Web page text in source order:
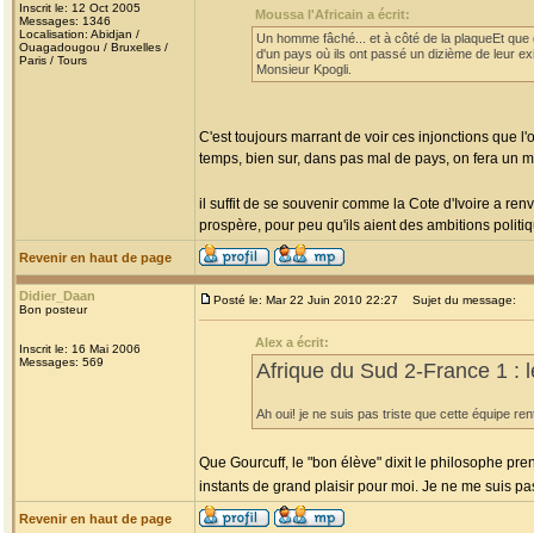
Inscrit le: 12 Oct 2005
Messages: 1346
Localisation: Abidjan /
Ouagadougou / Bruxelles /
Paris / Tours
Moussa l'Africain a écrit:
Un homme fâché... et à côté de la plaqueEt
d'un pays où ils ont passé un dizième de leur
Monsieur Kpogli.
C'est toujours marrant de voir ces injonctions que
temps, bien sur, dans pas mal de pays, on fera un
il suffit de se souvenir comme la Cote d'Ivoire a
prospère, pour peu qu'ils aient des ambitions
Revenir en haut de page
Didier_Daan
Bon posteur
Inscrit le: 16 Mai 2006
Messages: 569
Posté le: Mar 22 Juin 2010 22:27 Sujet du message:
Alex a écrit:
Afrique du Sud 2-France 1 :
Ah oui! je ne suis pas triste que cette équipe
Que Gourcuff, le "bon élève" dixit le philosophe
instants de grand plaisir pour moi. Je ne me suis
Revenir en haut de page